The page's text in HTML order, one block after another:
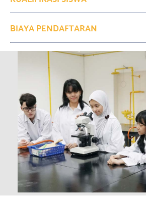
BIAYA PENDAFTARAN